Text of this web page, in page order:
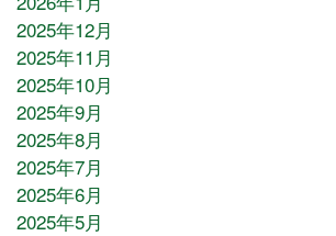
2025年12月
2025年11月
2025年10月
2025年9月
2025年8月
2025年7月
2025年6月
2025年5月